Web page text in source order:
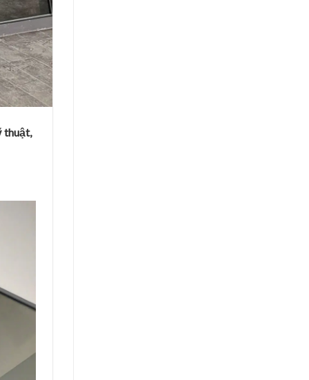
thuật,